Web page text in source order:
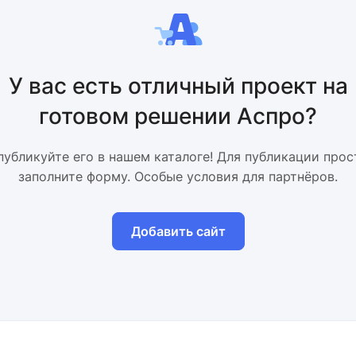
У вас есть отличный проект на
готовом решении Аспро?
его в нашем каталоге! Для публикации
заполните форму. Особые условия для партнёров.
Добавить сайт